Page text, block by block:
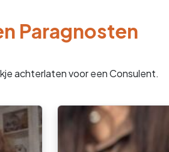
Paragnosten
achterlaten voor een Consulent.